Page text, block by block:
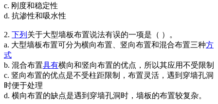
c. 刚度和稳定性
d. 抗渗性和吸水性
2. 下列 关于大型墙板布置说法有误的一项是（ ）。
a. 大型墙板布置可分为横向布置、竖向布置和混合布置三种方
式
b. 混合布置具有横向和竖向布置的优点，所以其应用不受限制
c. 竖向布置的优点是不受柱距限制，布置灵活，遇到穿墙孔洞
时便于处理
d. 横向布置的缺点是遇到穿墙孔洞时，墙板的布置较复杂。